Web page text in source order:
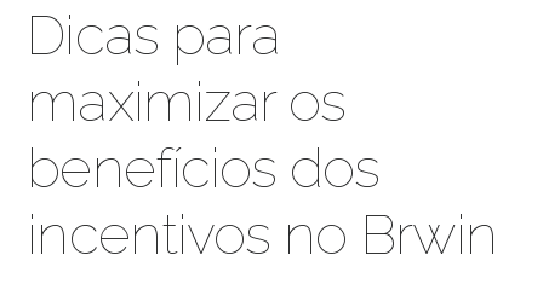
Dicas para
maximizar os
benefícios dos
incentivos no Brwin